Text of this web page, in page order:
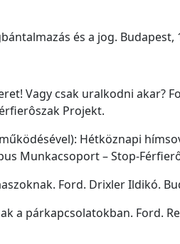
és a jog. Budapest,
Vagy csak uralkodni akar?
Projekt.
Hétköznapi
Munkacsoport – Stop-
Ford. Drixler Ildikó.
a párkapcsolatokban. Ford.